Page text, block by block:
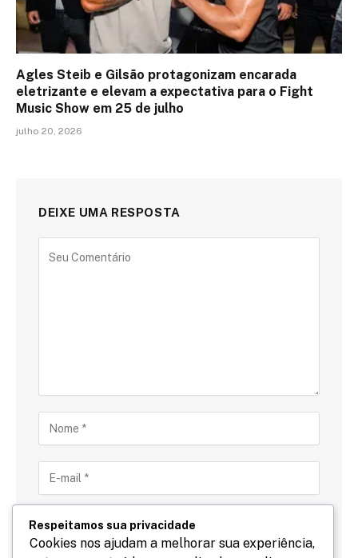
Agles Steib e Gilsão protagonizam encarada
eletrizante e elevam a expectativa para o Fight
Music Show em 25 de julho
julho 20, 2026
DEIXE UMA RESPOSTA
Respeitamos sua privacidade
Cookies nos ajudam a melhorar sua experiência,